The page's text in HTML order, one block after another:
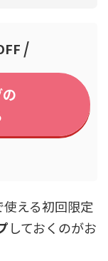
/
える初回限定
しておくのがお